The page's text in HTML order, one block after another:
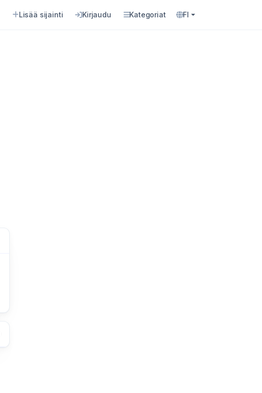
Lisää sijainti Kirjaudu Kategoriat FI